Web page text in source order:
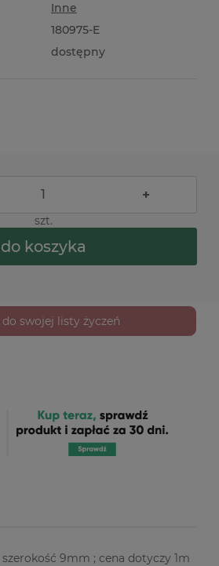
Inne
180975-E
dostępny
+
szt.
do koszyka
swojej listy życzeń
9mm ; cena dotyczy 1m